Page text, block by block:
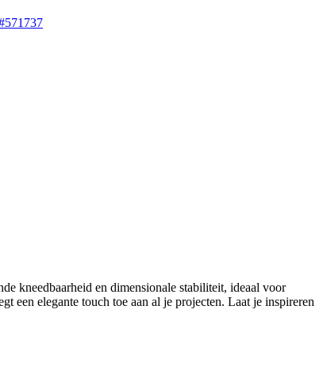
kneedbaarheid en dimensionale stabiliteit, ideaal voor
een elegante touch toe aan al je projecten. Laat je inspireren